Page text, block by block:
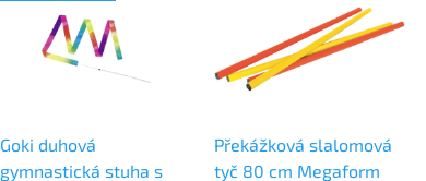
Goki duhová
gymnastická stuha s
Překážková slalomová
tyč 80 cm Megaform